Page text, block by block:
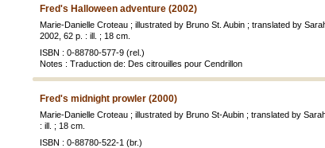
Fred's Halloween adventure (2002)
Marie-Danielle Croteau ; illustrated by Bruno St. Aubin ; translated by
2002, 62 p. : ill. ; 18 cm.
ISBN : 0-88780-577-9 (rel.)
Notes : Traduction de: Des citrouilles pour Cendrillon
Fred's midnight prowler (2000)
Marie-Danielle Croteau ; illustrated by Bruno St-Aubin ; translated by
: ill. ; 18 cm.
ISBN : 0-88780-522-1 (br.)